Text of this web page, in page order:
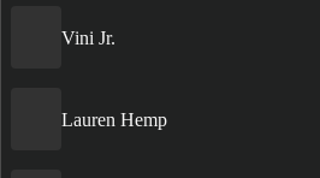
Vini Jr.
Lauren Hemp